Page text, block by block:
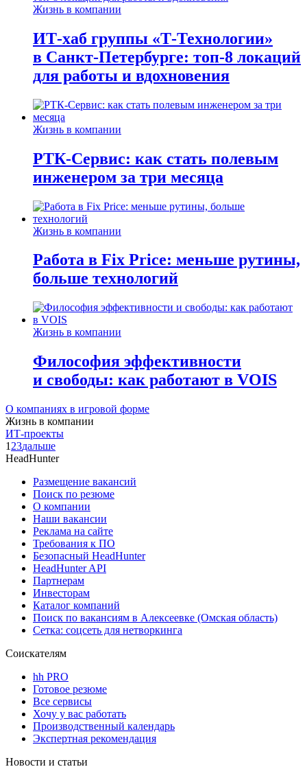
Жизнь в компании
ИТ-хаб группы «Т-Технологии»
в Санкт-Петербурге: топ-8 локаций
для работы и вдохновения
Жизнь в компании
РТК-Сервис: как стать полевым
инженером за три месяца
Жизнь в компании
Работа в Fix Price: меньше рутины,
больше технологий
Жизнь в компании
Философия эффективности
и свободы: как работают в VOIS
О компаниях в игровой форме
Жизнь в компании
ИТ-проекты
1 23дальше
HeadHunter
Размещение вакансий
Поиск по резюме
О компании
Наши вакансии
Реклама на сайте
Требования к ПО
Безопасный HeadHunter
HeadHunter API
Партнерам
Инвесторам
Каталог компаний
Поиск по вакансиям в Алексеевке (Омская область)
Сетка: соцсеть для нетворкинга
Соискателям
hh PRO
Готовое резюме
Все сервисы
Хочу у вас работать
Производственный календарь
Экспертная рекомендация
Новости и статьи